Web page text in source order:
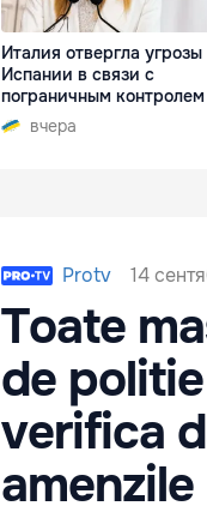
Италия отвергла угрозы
Испании в связи с
пограничным контролем
вчера
Protv 14
Toate
de
verifica
amenzile